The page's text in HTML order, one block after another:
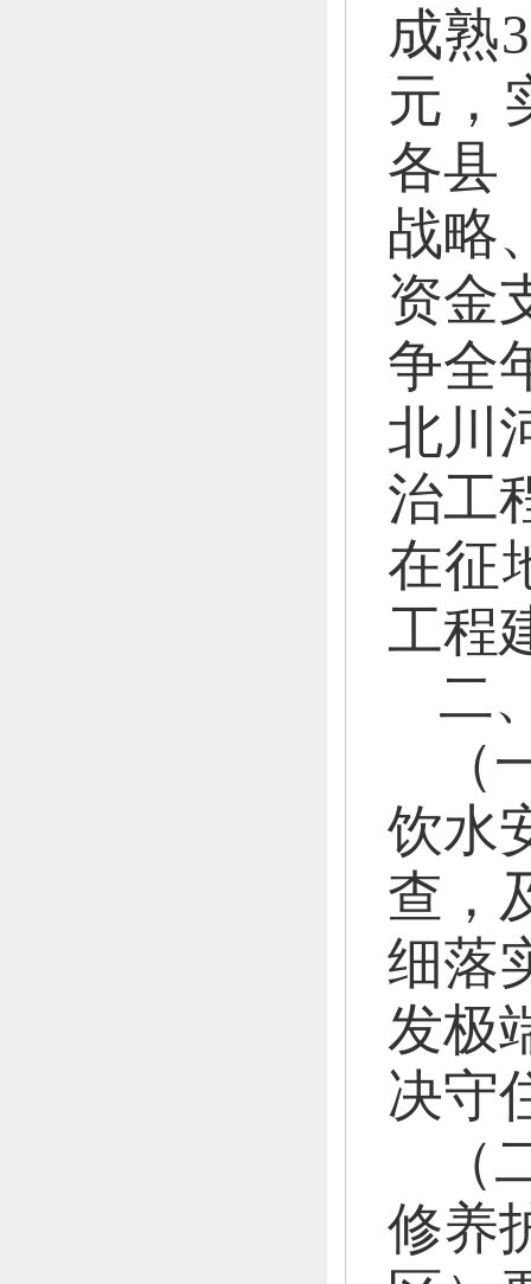
成熟
元 ，
各县
战略
资金
争全
北川
治工
在征
工程
二
（
饮水
查，
细落
发极
决守
（
修养